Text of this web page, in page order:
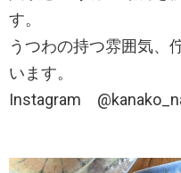
す。
うつわの持つ雰囲気、
います。
Instagram